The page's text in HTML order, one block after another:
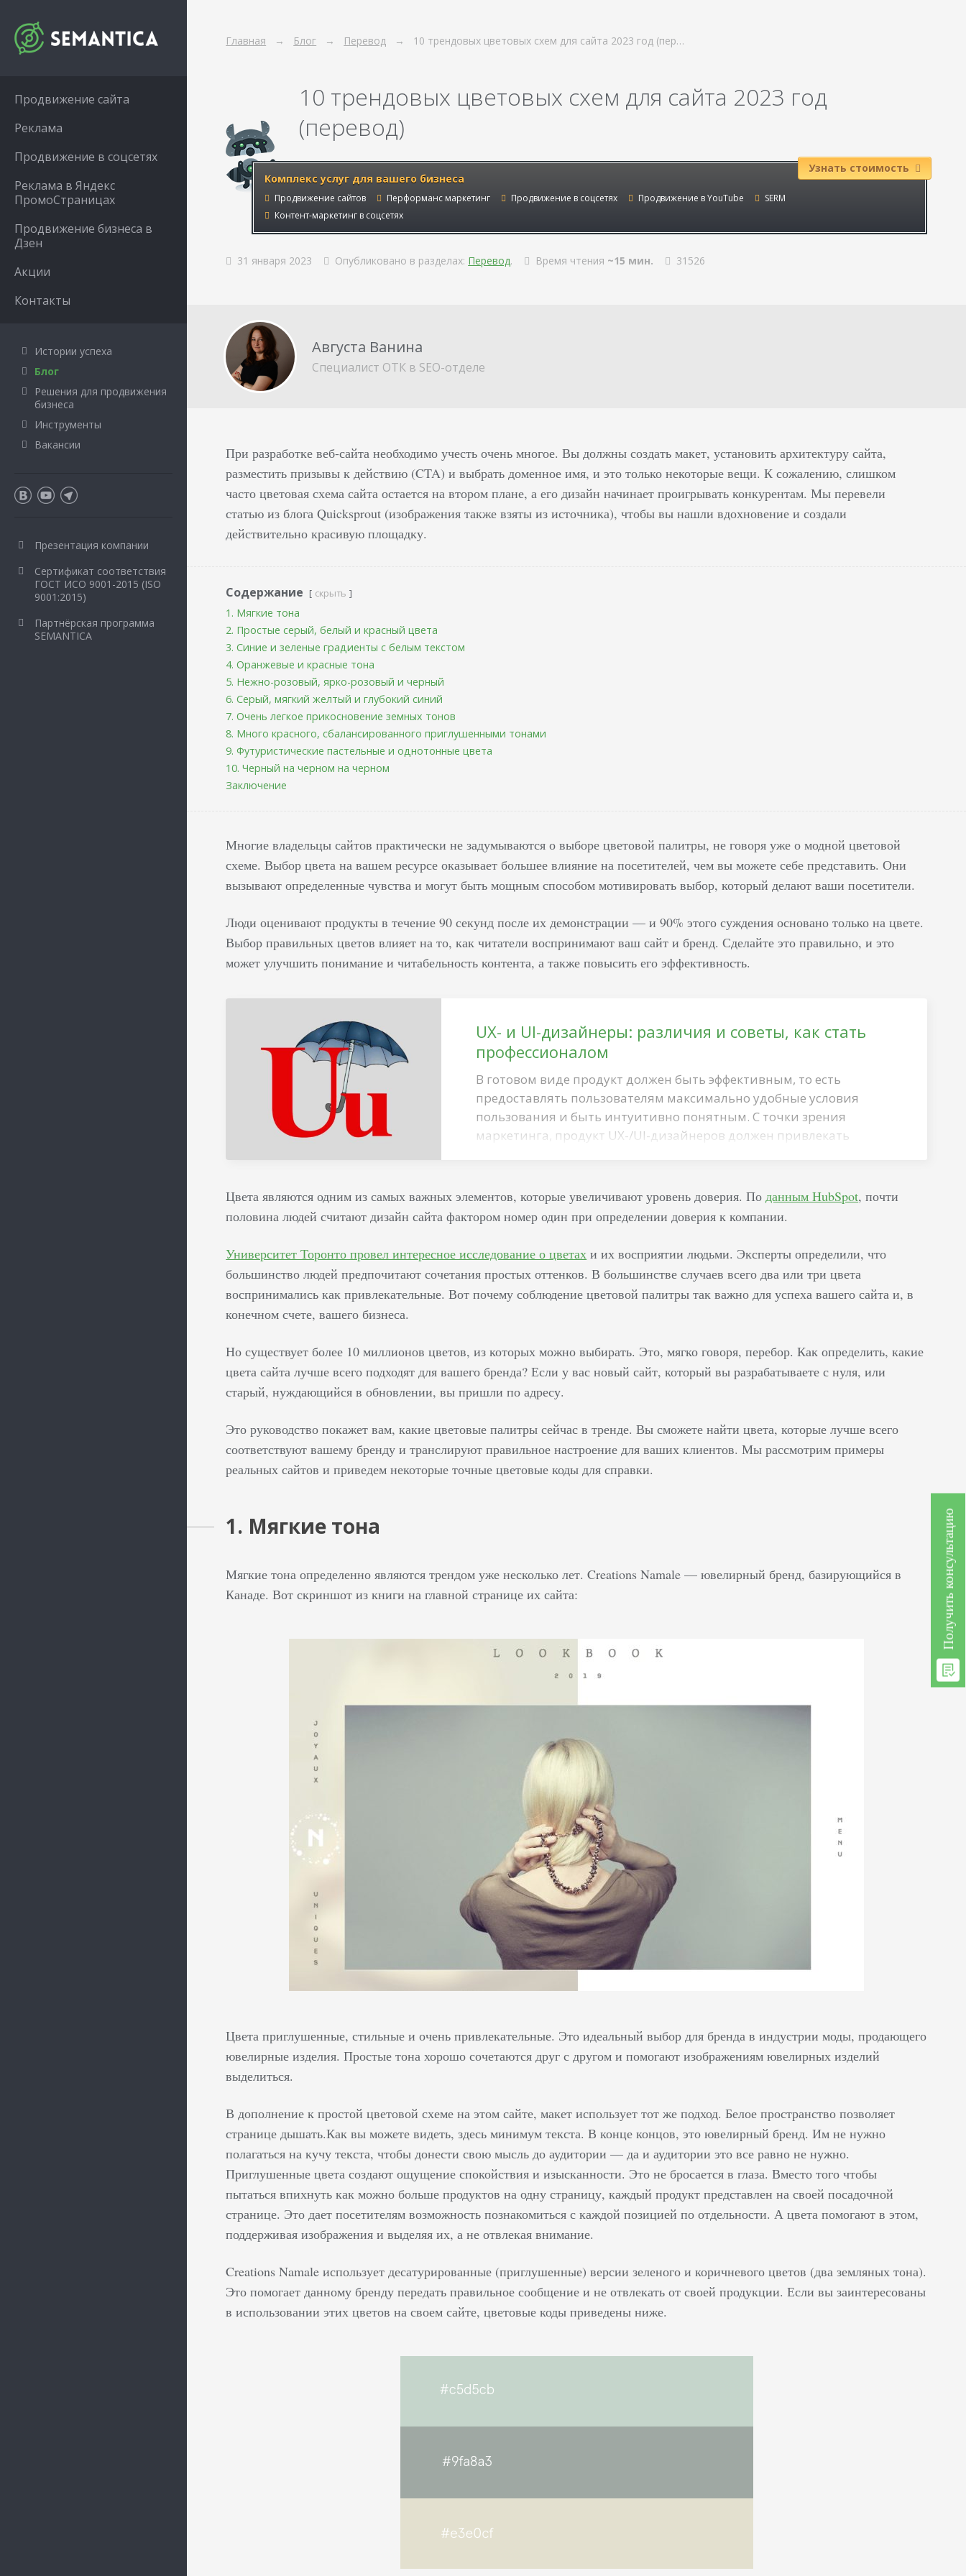
Главная Блог Перевод 10 трендовых цветовых схем для сайта 2023 год (пер…
10 трендовых цветовых схем для сайта 2023 год
(перевод)
Комплекс услуг для вашего бизнеса
Продвижение сайтов Перформанс маркетинг Продвижение в соцсетях Продвижение в YouTube
SERM
Контент-маркетинг в соцсетях
Узнать стоимость
31 января 2023 Опубликовано в разделах: Перевод. Время чтения ~15 мин. 31526
Августа Ванина
Специалист ОТК в SEO-отделе
При разработке веб-сайта необходимо учесть очень многое. Вы должны создать макет, установить архитектуру сайта,
разместить призывы к действию (CTA) и выбрать доменное имя, и это только некоторые вещи. К сожалению, слишком
часто цветовая схема сайта остается на втором плане, а его дизайн начинает проигрывать конкурентам. Мы перевели
статью из блога Quicksprout (изображения также взяты из источника), чтобы вы нашли вдохновение и создали
действительно красивую площадку.
Содержание скрыть
1. Мягкие тона
2. Простые серый, белый и красный цвета
3. Синие и зеленые градиенты с белым текстом
4. Оранжевые и красные тона
5. Нежно-розовый, ярко-розовый и черный
6. Серый, мягкий желтый и глубокий синий
7. Очень легкое прикосновение земных тонов
8. Много красного, сбалансированного приглушенными тонами
9. Футуристические пастельные и однотонные цвета
10. Черный на черном на черном
Заключение
Многие владельцы сайтов практически не задумываются о выборе цветовой палитры, не говоря уже о модной цветовой
схеме. Выбор цвета на вашем ресурсе оказывает большее влияние на посетителей, чем вы можете себе представить. Они
вызывают определенные чувства и могут быть мощным способом мотивировать выбор, который делают ваши посетители.
Люди оценивают продукты в течение 90 секунд после их демонстрации — и 90% этого суждения основано только на цвете.
Выбор правильных цветов влияет на то, как читатели воспринимают ваш сайт и бренд. Сделайте это правильно, и это
может улучшить понимание и читабельность контента, а также повысить его эффективность.
UX- и UI-дизайнеры: различия и советы, как стать
профессионалом
В готовом виде продукт должен быть эффективным, то есть
предоставлять пользователям максимально удобные условия
пользования и быть интуитивно понятным. С точки зрения
маркетинга, продукт UX-/UI-дизайнеров должен привлекать
на то, что понятия схожи по функциям и конечным целям,
отличие между ними заключается в том, что Ui-специалист
выполняет техническое задание, созданное UX-дизайнером. В
частности, он отвечает за визуальную…
Цвета являются одним из самых важных элементов, которые увеличивают уровень доверия. Поданным HubSpot, почти
половина людей считают дизайн сайта фактором номер один при определении доверия к компании.
Университет Торонто провел интересное исследование о цветах и их восприятии людьми. Эксперты определили, что
большинство людей предпочитают сочетания простых оттенков. В большинстве случаев всего два или три цвета
воспринимались как привлекательные. Вот почему соблюдение цветовой палитры так важно для успеха вашего сайта и, в
конечном счете, вашего бизнеса.
Но существует более 10 миллионов цветов, из которых можно выбирать. Это, мягко говоря, перебор. Как определить, какие
цвета сайта лучше всего подходят для вашего бренда? Если у вас новый сайт, который вы разрабатываете с нуля, или
старый, нуждающийся в обновлении, вы пришли по адресу.
Это руководство покажет вам, какие цветовые палитры сейчас в тренде. Вы сможете найти цвета, которые лучше всего
соответствуют вашему бренду и транслируют правильное настроение для ваших клиентов. Мы рассмотрим примеры
реальных сайтов и приведем некоторые точные цветовые коды для справки.
1. Мягкие тона
Мягкие тона определенно являются трендом уже несколько лет. Creations Namale — ювелирный бренд, базирующийся в
Канаде. Вот скриншот из книги на главной странице их сайта:
Цвета приглушенные, стильные и очень привлекательные. Это идеальный выбор для бренда в индустрии моды, продающего
ювелирные изделия. Простые тона хорошо сочетаются друг с другом и помогают изображениям ювелирных изделий
выделиться.
В дополнение к простой цветовой схеме на этом сайте, макет использует тот же подход. Белое пространство позволяет
странице дышать.Как вы можете видеть, здесь минимум текста. В конце концов, это ювелирный бренд. Им не нужно
полагаться на кучу текста, чтобы донести свою мысль до аудитории — да и аудитории это все равно не нужно.
Приглушенные цвета создают ощущение спокойствия и изысканности. Это не бросается в глаза. Вместо того чтобы
пытаться впихнуть как можно больше продуктов на одну страницу, каждый продукт представлен на своей посадочной
странице. Это дает посетителям возможность познакомиться с каждой позицией по отдельности. А цвета помогают в этом,
поддерживая изображения и выделяя их, а не отвлекая внимание.
Creations Namale использует десатурированные (приглушенные) версии зеленого и коричневого цветов (два земляных тона).
Это помогает данному бренду передать правильное сообщение и не отвлекать от своей продукции. Если вы заинтересованы
в использовании этих цветов на своем сайте, цветовые коды приведены ниже.
Продвижение сайта
Реклама
Продвижение в соцсетях
Реклама в Яндекс
ПромоСтраницах
Продвижение бизнеса в
Дзен
Акции
Контакты
Истории успеха
Блог
Решения для продвижения
бизнеса
Инструменты
Вакансии
Презентация компании
Сертификат соответствия
ГОСТ ИСО 9001-2015 (ISO
9001:2015)
Партнёрская программа
SEMANTICA
Получить консультацию